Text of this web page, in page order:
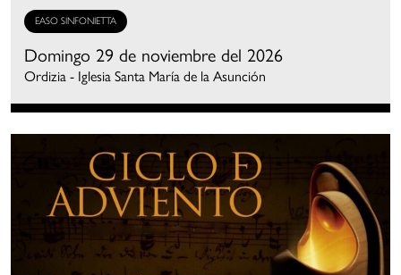
EASO SINFONIETTA
Domingo 29 de noviembre del 2026
Ordizia - Iglesia Santa María de la Asunción